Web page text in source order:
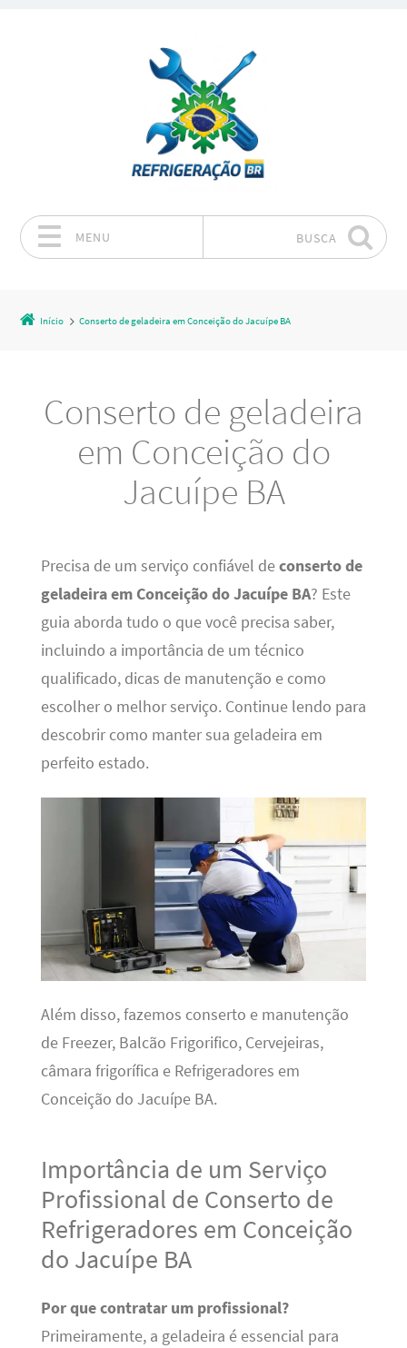
MENU BUSCA
Início Conserto de geladeira em Conceição do Jacuípe BA
Conserto de geladeira
em Conceição do
Jacuípe BA
Precisa de um serviço confiável deconserto de
geladeira em Conceição do Jacuípe BA? Este
guia aborda tudo o que você precisa saber,
incluindo a importância de um técnico
qualificado, dicas de manutenção e como
escolher o melhor serviço. Continue lendo para
descobrir como manter sua geladeira em
perfeito estado.
Além disso, fazemos conserto e manutenção
de Freezer, Balcão Frigorifico, Cervejeiras,
câmara frigorífica e Refrigeradores em
Conceição do Jacuípe BA.
Importância de um Serviço
Profissional de Conserto de
Refrigeradores em Conceição
do Jacuípe BA
Por que contratar um profissional?
Primeiramente, a geladeira é essencial para